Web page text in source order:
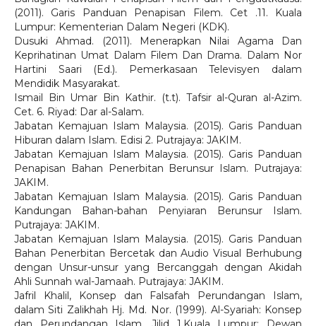
(2011). Garis Panduan Penapisan Filem. Cet .11. Kuala
Lumpur: Kementerian Dalam Negeri (KDK).
Dusuki Ahmad. (2011). Menerapkan Nilai Agama Dan
Keprihatinan Umat Dalam Filem Dan Drama. Dalam Nor
Hartini Saari (Ed.). Pemerkasaan Televisyen dalam
Mendidik Masyarakat.
Ismail Bin Umar Bin Kathir. (t.t). Tafsir al-Quran al-Azim.
Cet. 6. Riyad: Dar al-Salam.
Jabatan Kemajuan Islam Malaysia. (2015). Garis Panduan
Hiburan dalam Islam. Edisi 2. Putrajaya: JAKIM.
Jabatan Kemajuan Islam Malaysia. (2015). Garis Panduan
Penapisan Bahan Penerbitan Berunsur Islam. Putrajaya:
JAKIM.
Jabatan Kemajuan Islam Malaysia. (2015). Garis Panduan
Kandungan Bahan-bahan Penyiaran Berunsur Islam.
Putrajaya: JAKIM.
Jabatan Kemajuan Islam Malaysia. (2015). Garis Panduan
Bahan Penerbitan Bercetak dan Audio Visual Berhubung
dengan Unsur-unsur yang Bercanggah dengan Akidah
Ahli Sunnah wal-Jamaah. Putrajaya: JAKIM.
Jafril Khalil, Konsep dan Falsafah Perundangan Islam,
dalam Siti Zalikhah Hj. Md. Nor. (1999). Al-Syariah: Konsep